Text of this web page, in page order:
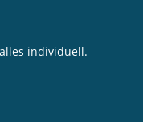
individuell.